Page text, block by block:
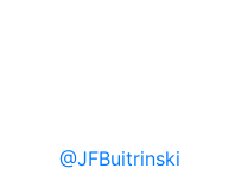
@JFBuitrinski